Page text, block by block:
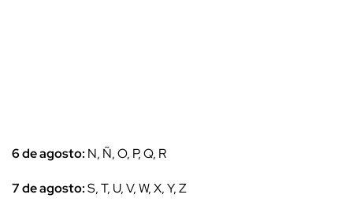
6 de agosto: N, Ñ, O, P, Q, R
7 de agosto:S, T, U, V, W, X, Y, Z